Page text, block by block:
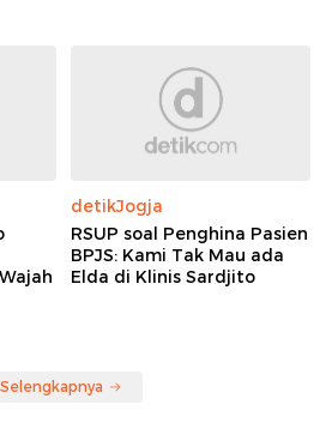
detikJogja
RSUP soal Penghina Pasien
BPJS: Kami Tak Mau ada
Elda di Klinis Sardjito
Selengkapnya